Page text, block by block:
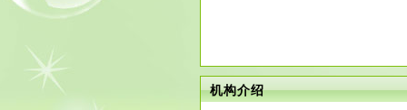
机构介绍